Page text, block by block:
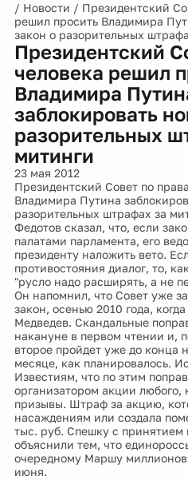
/ Новости / Президентский
решил просить Владимира
закон о разорительных
Президентский
человека решил
Владимира
заблокировать
разорительных
митинги
23 мая 2012
Президентский Совет по
Владимира Путина
разорительных штрафах за
Федотов сказал, что, если
палатами парламента, его
президенту наложить вето.
противостояния диалог, то,
"русло надо расширять, а не
Он напомнил, что Совет уже
закон, осенью 2010 года,
Медведев. Скандальные
накануне в первом чтении и,
второе пройдет уже до конца
месяце, как планировалось.
Известиям, что по этим
организатором акции
призывы. Штраф за акцию,
насаждениям или создала
тыс. руб. Спешку с принятием
объяснили тем, что
очередному Маршу
июня.